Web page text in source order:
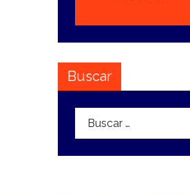
Buscar
Buscar: